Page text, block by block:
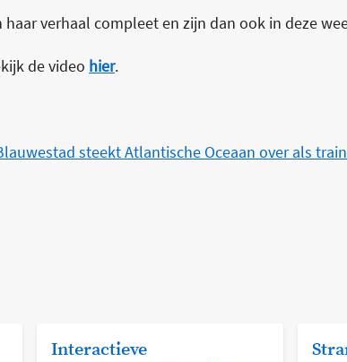
haar verhaal compleet en zijn dan ook in deze
de video hier.
steekt Atlantische Oceaan over als
Interactieve